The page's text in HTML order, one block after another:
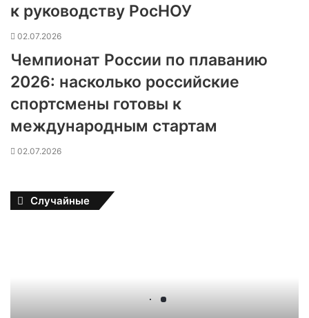
к руководству РосНОУ
02.07.2026
Чемпионат России по плаванию
2026: насколько российские
спортсмены готовы к
международным стартам
02.07.2026
Случайные